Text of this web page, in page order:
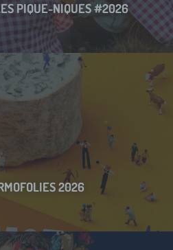
PIQUE-NIQUES #2026
2026